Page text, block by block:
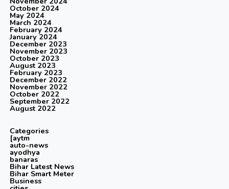
October 2024
May 2024
March 2024
February 2024
January 2024
December 2023
November 2023
October 2023
August 2023
February 2023
December 2022
November 2022
October 2022
September 2022
August 2022
Categories
[aytm
auto-news
ayodhya
banaras
Bihar Latest News
Bihar Smart Meter
Business